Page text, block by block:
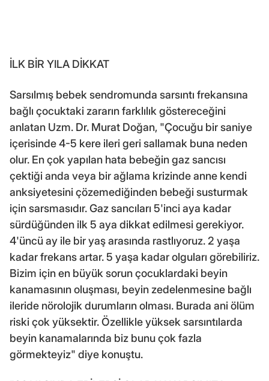
İLK BİR YILA DİKKAT
Sarsılmış bebek sendromunda sarsıntı frekansına
bağlı çocuktaki zararın farklılık göstereceğini
anlatan Uzm. Dr. Murat Doğan, "Çocuğu bir saniye
içerisinde 4-5 kere ileri geri sallamak buna neden
olur. En çok yapılan hata bebeğin gaz sancısı
çektiği anda veya bir ağlama krizinde anne kendi
anksiyetesini çözemediğinden bebeği susturmak
için sarsmasıdır. Gaz sancıları 5'inci aya kadar
sürdüğünden ilk 5 aya dikkat edilmesi gerekiyor.
4'üncü ay ile bir yaş arasında rastlıyoruz. 2 yaşa
kadar frekans artar. 5 yaşa kadar olguları görebiliriz.
Bizim için en büyük sorun çocuklardaki beyin
kanamasının oluşması, beyin zedelenmesine bağlı
ileride nörolojik durumların olması. Burada ani ölüm
riski çok yüksektir. Özellikle yüksek sarsıntılarda
beyin kanamalarında biz bunu çok fazla
görmekteyiz" diye konuştu.